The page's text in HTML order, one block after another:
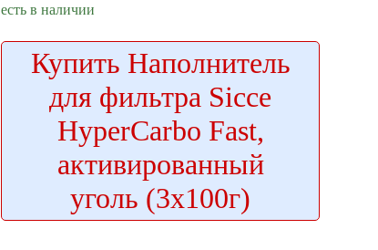
есть в наличии
Купить Наполнитель
для фильтра Sicce
HyperCarbo Fast,
активированный
уголь (3х100г)